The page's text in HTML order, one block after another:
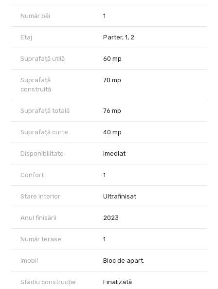
Număr băi 1
Etaj Parter, 1, 2
Suprafață utilă 60 mp
Suprafață
construită
70 mp
Suprafață totală 76 mp
Suprafață curte 40 mp
Disponibilitate Imediat
Confort 1
Stare interior Ultrafinisat
Anul finisării 2023
Număr terase 1
Imobil Bloc de apart.
Stadiu construcție Finalizată